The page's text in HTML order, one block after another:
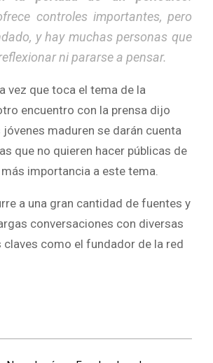
controles importantes, pero
y hay muchas personas que
ni pararse a pensar.
vez que toca el tema de la
encuentro con la prensa dijo
maduren se darán cuenta
que no quieren hacer públicas de
importancia a este tema.
a una gran cantidad de fuentes y
conversaciones con diversas
claves como el fundador de la red